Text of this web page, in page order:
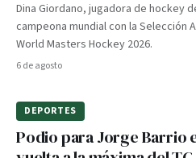
Dina Giordano, jugadora de hockey
campeona mundial con la Selección
World Masters Hockey 2026.
6 de agosto
DEPORTES
Podio para Jorge Barrio